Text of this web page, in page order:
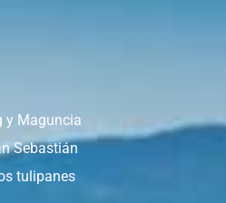
y Maguncia
Sebastián
tulipanes